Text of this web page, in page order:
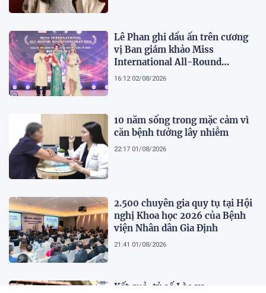
Lê Phan ghi dấu ấn trên cương
vị Ban giám khảo Miss
International All-Round
Businesswoman 2026: Thanh
16:12 02/08/2026
10 năm sống trong mặc cảm vì
căn bệnh tưởng lây nhiễm
22:17 01/08/2026
2.500 chuyên gia quy tụ tại Hội
nghị Khoa học 2026 của Bệnh
viện Nhân dân Gia Định
21:41 01/08/2026
Kết quả, tỷ số Lào vs